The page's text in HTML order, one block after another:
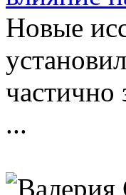
Новые
частично
...